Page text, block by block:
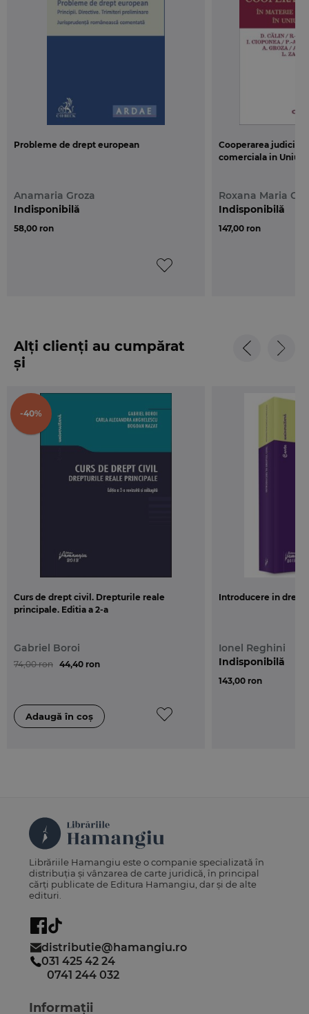
Din cuprins:
• piata comuna/piata interna
• analiza/prezentarea celor 4 libertati
• notificarea de catre state a normelor care pot
constitui MEERC
• politica economica
de intreprinderi si practici concertate
incompatibile cu piata interna
• abuzul de pozitie dominanta
• sunt valorificate reglementarile actuale
europene
• se recurge la un numar mare de solutii
jurisprudentiale ale instantelor europene
• ample referinte bibliografice (puncte de vedere
exprimate atat in literatura juridica romaneasca,
cat si in cea straina de specialitate).
Probleme de drept european
Anamaria Groza
58,00 ron
Indisponibilă
Cooperarea
comerciala in
Roxana Maria
147,00 ron
Indisponibilă
Alți clienți au cumpărat
și
-40%
Curs de drept civil. Drepturile reale
principale. Editia a 2-a
Gabriel Boroi
74,00 ron 44,40 ron
Introducere in
Ionel Reghini
143,00 ron
Indisponibilă
Librăriile Hamangiu este o companie specializată în
distribuția și vânzarea de carte juridică, în principal
cărți publicate de Editura Hamangiu, dar și de alte
edituri.
distributie@hamangiu.ro
031 425 42 24
0741 244 032
Informații